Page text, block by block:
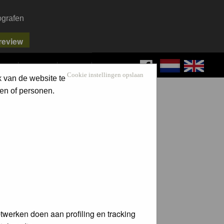
SEARCH LOG IN
Cookie instellingen opslaan
van de website te
of personen.
doen aan profiling en tracking